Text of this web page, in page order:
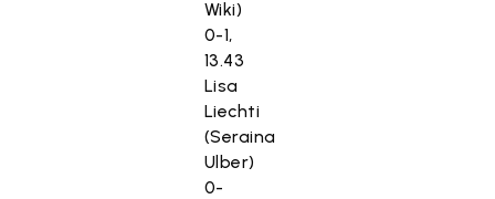
Wiki)
0-1,
13.43
Lisa
Liechti
(Seraina
Ulber)
0-